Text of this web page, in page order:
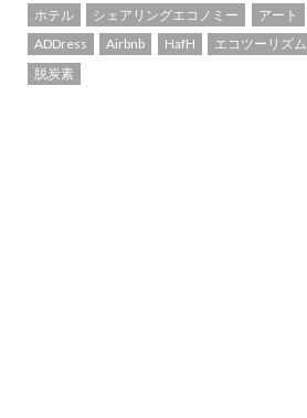
ホテル シェアリングエコノミー アート
ADDress
Airbnb HafH エコツーリズム
脱炭素